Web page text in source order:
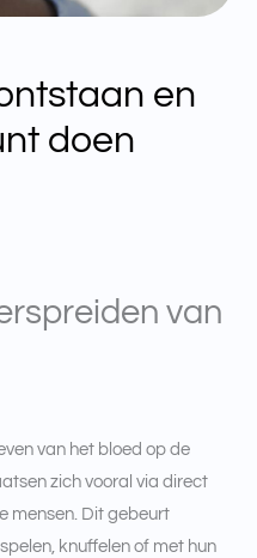
en
doen
van
van het bloed op de
zich vooral via direct
mensen. Dit gebeurt
knuffelen of met hun